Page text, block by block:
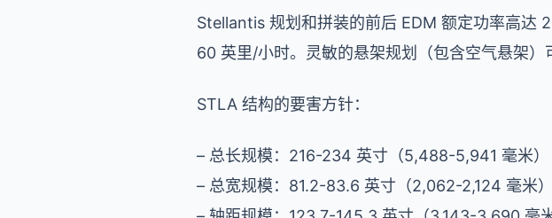
Stellantis 规划和拼装的前后 EDM 额定功率高达
60 英里/小时。灵敏的悬架规划（包含空气悬架）
STLA 结构的要害方针：
– 总长规模：216-234 英寸（5,488-5,941 毫米）
– 总宽规模：81.2-83.6 英寸（2,062-2,124 毫米）